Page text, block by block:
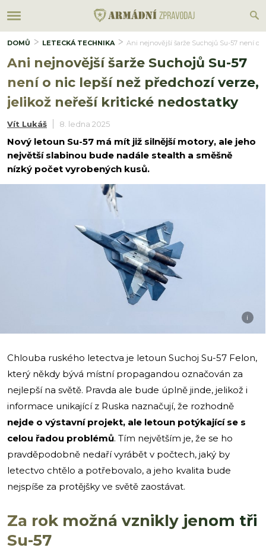
DOMŮ LETECKÁ TECHNIKA Ani nejnovější šarže Suchojů Su-57 není o
Ani nejnovější šarže Suchojů Su-57
není o nic lepší než předchozí verze,
jelikož neřeší kritické nedostatky
Vít Lukáš 8. ledna 2025
Nový letoun Su-57 má mít již silnější motory, ale jeho
největší slabinou bude nadále stealth a směšně
nízký počet vyrobených kusů.
i
Chlouba ruského letectva je letoun Suchoj Su-57 Felon,
který někdy bývá místní propagandou označován za
nejlepší na světě. Pravda ale bude úplně jinde, jelikož i
informace unikající z Ruska naznačují, že rozhodně
nejde o výstavní projekt, ale letoun potýkající se s
celou řadou problémů. Tím největším je, že se ho
pravděpodobně nedaří vyrábět v počtech, jaký by
letectvo chtělo a potřebovalo, a jeho kvalita bude
nejspíše za protějšky ve světě zaostávat.
Za rok možná vznikly jenom tři
Su-57